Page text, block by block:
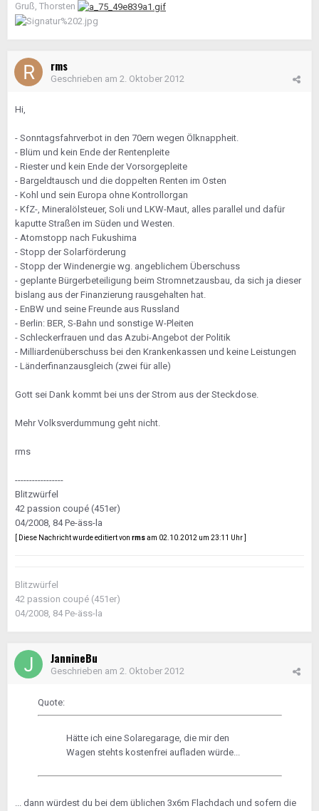
Gruß, Thorsten
rms
Geschrieben am 2. Oktober 2012
Hi,
- Sonntagsfahrverbot in den 70ern wegen Ölknappheit.
- Blüm und kein Ende der Rentenpleite
- Riester und kein Ende der Vorsorgepleite
- Bargeldtausch und die doppelten Renten im Osten
- Kohl und sein Europa ohne Kontrollorgan
- KfZ-, Mineralölsteuer, Soli und LKW-Maut, alles parallel und dafür
kaputte Straßen im Süden und Westen.
- Atomstopp nach Fukushima
- Stopp der Solarförderung
- Stopp der Windenergie wg. angeblichem Überschuss
- geplante Bürgerbeteiligung beim Stromnetzausbau, da sich ja dieser
bislang aus der Finanzierung rausgehalten hat.
- EnBW und seine Freunde aus Russland
- Berlin: BER, S-Bahn und sonstige W-Pleiten
- Schleckerfrauen und das Azubi-Angebot der Politik
- Milliardenüberschuss bei den Krankenkassen und keine Leistungen
- Länderfinanzausgleich (zwei für alle)
Gott sei Dank kommt bei uns der Strom aus der Steckdose.
Mehr Volksverdummung geht nicht.
rms
-----------------
Blitzwürfel
42 passion coupé (451er)
04/2008, 84 Pe-äss-la
[ Diese Nachricht wurde editiert von rmsam 02.10.2012 um 23:11 Uhr ]
Blitzwürfel
42 passion coupé (451er)
04/2008, 84 Pe-äss-la
JannineBu
Geschrieben am 2. Oktober 2012
Quote:
Hätte ich eine Solaregarage, die mir den
Wagen stehts kostenfrei aufladen würde...
... dann würdest du bei dem üblichen 3x6m Flachdach und sofern die